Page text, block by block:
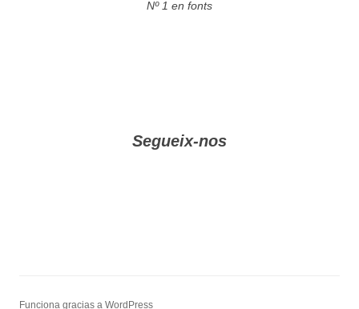
Nº 1 en fonts
Segueix-nos
Funciona gracias a WordPress